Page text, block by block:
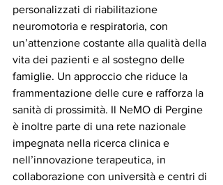
personalizzati di riabilitazione
neuromotoria e respiratoria, con
un’attenzione costante alla qualità della
vita dei pazienti e al sostegno delle
famiglie. Un approccio che riduce la
frammentazione delle cure e rafforza la
sanità di prossimità. Il NeMO di Pergine
è inoltre parte di una rete nazionale
impegnata nella ricerca clinica e
nell’innovazione terapeutica, in
collaborazione con università e centri di